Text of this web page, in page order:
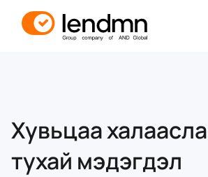
Хувьцаа
тухай мэдэгдэл